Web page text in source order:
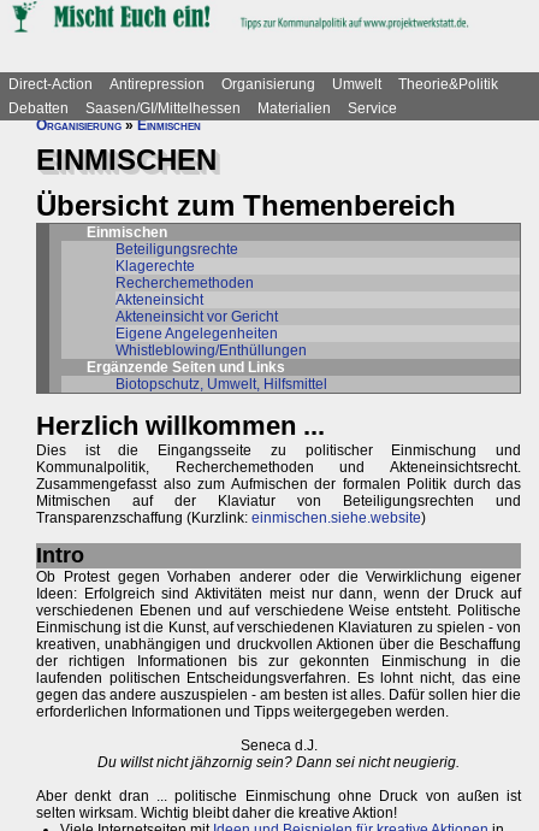
Direct-Action Antirepression Organisierung Umwelt
Theorie&Politik
Debatten
Saasen/GI/Mittelhessen Materialien
Service
Organisierung»Einmischen
EINMISCHEN
Übersicht zum Themenbereich
Einmischen
Beteiligungsrechte
Klagerechte
Recherchemethoden
Akteneinsicht
Akteneinsicht vor Gericht
Eigene Angelegenheiten
Whistleblowing/Enthüllungen
Ergänzende Seiten und Links
Biotopschutz, Umwelt, Hilfsmittel
Herzlich willkommen ...
Dies ist die Eingangsseite zu politischer Einmischung und
Kommunalpolitik, Recherchemethoden und Akteneinsichtsrecht.
Zusammengefasst also zum Aufmischen der formalen Politik durch das
Mitmischen auf der Klaviatur von Beteiligungsrechten und
Transparenzschaffung (Kurzlink: einmischen.siehe.website)
Intro
Ob Protest gegen Vorhaben anderer oder die Verwirklichung eigener
Ideen: Erfolgreich sind Aktivitäten meist nur dann, wenn der Druck auf
verschiedenen Ebenen und auf verschiedene Weise entsteht. Politische
Einmischung ist die Kunst, auf verschiedenen Klaviaturen zu spielen - von
kreativen, unabhängigen und druckvollen Aktionen über die Beschaffung
der richtigen Informationen bis zur gekonnten Einmischung in die
laufenden politischen Entscheidungsverfahren. Es lohnt nicht, das eine
gegen das andere auszuspielen - am besten ist alles. Dafür sollen hier die
erforderlichen Informationen und Tipps weitergegeben werden.
Seneca d.J.
Du willst nicht jähzornig sein? Dann sei nicht neugierig.
Aber denkt dran ... politische Einmischung ohne Druck von außen ist
selten wirksam. Wichtig bleibt daher die kreative Aktion!